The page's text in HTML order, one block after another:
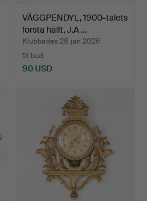
VÄGGPENDYL, 1900-talets
första hälft, J.A …
Klubbades 28 jan 2026
13 bud
90 USD